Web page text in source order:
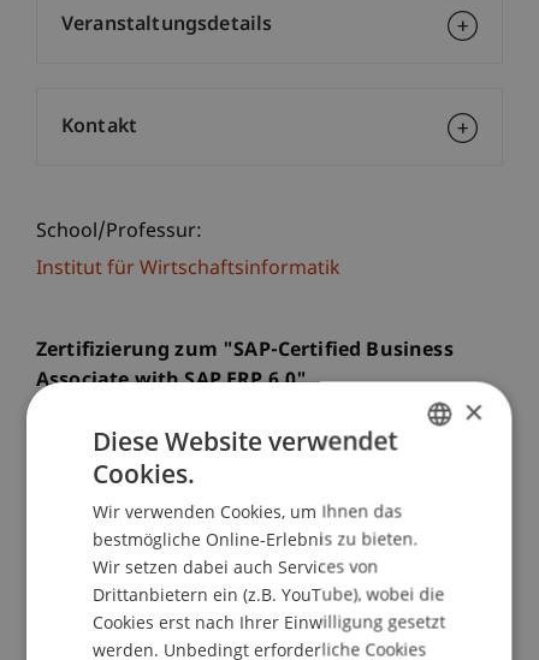
School/Professur:
Institut für Wirtschaftsinformatik
Zertifizierung zum "SAP-Certified Business
Associate with SAP ERP 6.0".
Dieser Kurs kann nur von immatrikulierten
Studenten und Gasthörern der Hochschule
Liechtenstein (die an anderen Hochschulen
immatrikuliert sind) belegt werden.
Den Kursteilnehmern werden umfangreiche
theoretischen Grundlagen des Enterprise
Resource Plannings anhand der
Veranstaltungsdetails
Kontakt
×
Diese Website verwendet
Cookies.
Wir verwenden Cookies, um Ihnen das
bestmögliche Online-Erlebnis zu bieten.
Wir setzen dabei auch Services von
Drittanbietern ein (z.B. YouTube), wobei die
Cookies erst nach Ihrer Einwilligung gesetzt
werden. Unbedingt erforderliche Cookies